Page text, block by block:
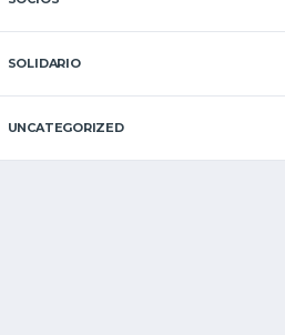
SOLIDARIO
UNCATEGORIZED